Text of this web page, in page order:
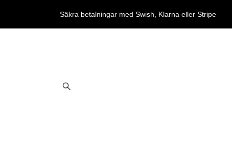
Säkra betalningar med Swish, Klarna eller Stripe